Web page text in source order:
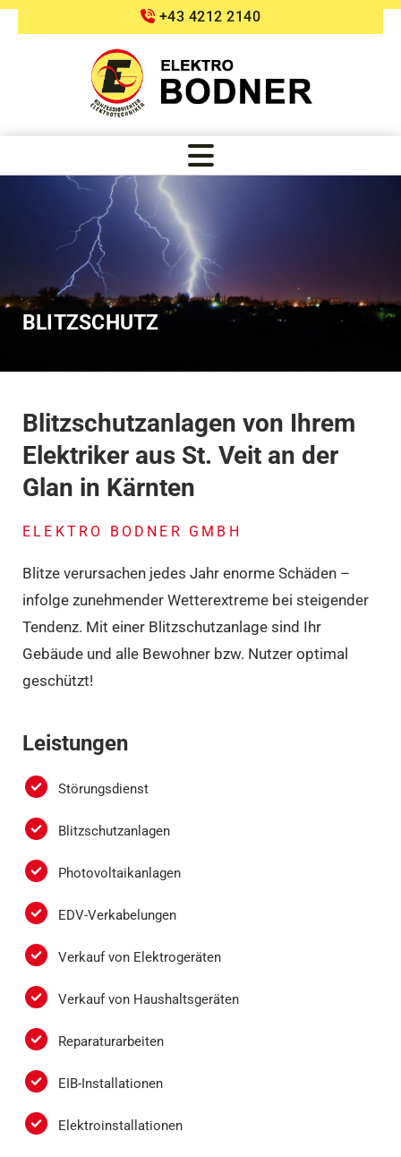
 +43 4212 2140
BLITZSCHUTZ
Blitzschutzanlagen von Ihrem
Elektriker aus St. Veit an der
Glan in Kärnten
ELEKTRO BODNER GMBH
Blitze verursachen jedes Jahr enorme Schäden –
infolge zunehmender Wetterextreme bei steigender
Tendenz. Mit einer Blitzschutzanlage sind Ihr
Gebäude und alle Bewohner bzw. Nutzer optimal
geschützt!
Leistungen
Störungsdienst
Blitzschutzanlagen
Photovoltaikanlagen
EDV-Verkabelungen
Verkauf von Elektrogeräten
Verkauf von Haushaltsgeräten
Reparaturarbeiten
EIB-Installationen
Elektroinstallationen